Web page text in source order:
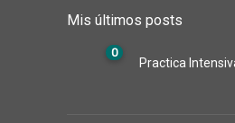
Mis últimos posts
0
Practica